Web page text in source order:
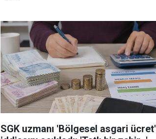
SGK uzmanı 'Bölgesel asgari ücret'